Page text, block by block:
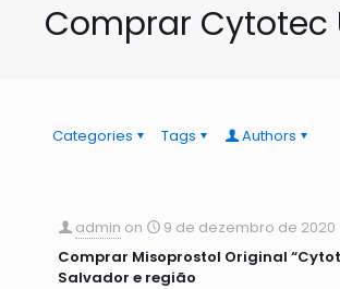
Comprar Cytotec
Categories Tags Authors
admin on
9 de dezembro de 2020
Comprar Misoprostol Original
Salvador e região